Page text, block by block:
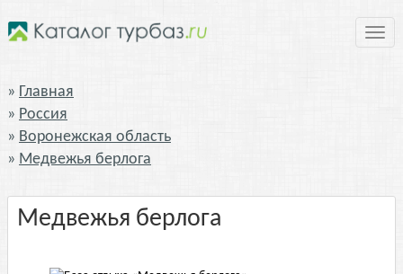
Главная
Россия
Воронежская область
Медвежья берлога
Медвежья берлога